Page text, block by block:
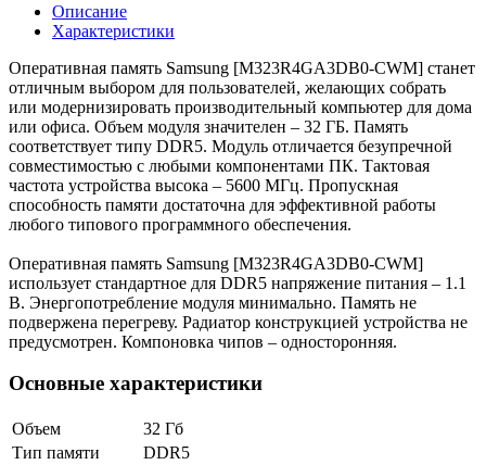
Описание
Характеристики
Оперативная память Samsung [M323R4GA3DB0-CWM] станет
отличным выбором для пользователей, желающих собрать
или модернизировать производительный компьютер для дома
или офиса. Объем модуля значителен – 32 ГБ. Память
соответствует типу DDR5. Модуль отличается безупречной
совместимостью с любыми компонентами ПК. Тактовая
частота устройства высока – 5600 МГц. Пропускная
способность памяти достаточна для эффективной работы
любого типового программного обеспечения.
Оперативная память Samsung [M323R4GA3DB0-CWM]
использует стандартное для DDR5 напряжение питания – 1.1
В. Энергопотребление модуля минимально. Память не
подвержена перегреву. Радиатор конструкцией устройства не
предусмотрен. Компоновка чипов – односторонняя.
Основные характеристики
Объем
32 Гб
Тип памяти
DDR5